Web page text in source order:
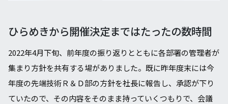
ひらめきから開催決定まではたったの数時間
2022年4⽉下旬、前年度の振り返りとともに各部署の管理者が
集まり⽅針を共有する場がありました。既に昨年度末には今
年度の先端技術Ｒ＆Ｄ部の⽅針を社長に報告し、承認が下り
ていたので、その内容をそのまま持っていくつもりで、会議